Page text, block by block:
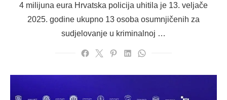
4 milijuna eura Hrvatska policija uhitila je 13. veljače
2025. godine ukupno 13 osoba osumnjičenih za
sudjelovanje u kriminalnoj …